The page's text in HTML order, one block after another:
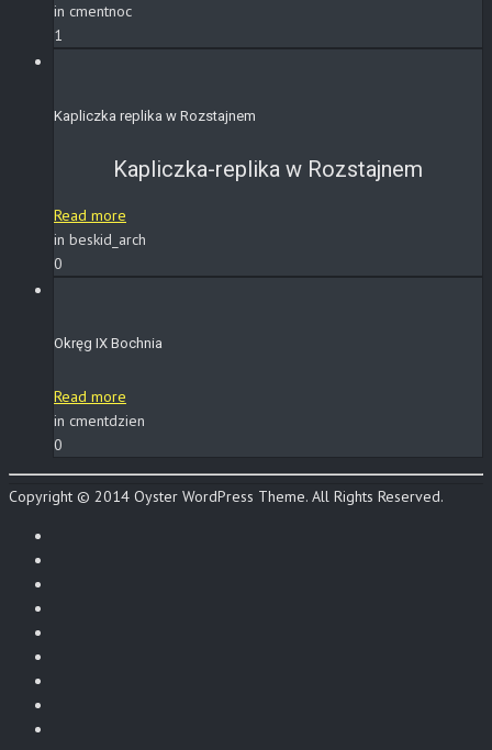
in cmentnoc
1
Kapliczka replika w Rozstajnem
Kapliczka-replika w Rozstajnem
Read more
in beskid_arch
0
Okręg IX Bochnia
Read more
in cmentdzien
0
Copyright © 2014 Oyster WordPress Theme. All Rights Reserved.